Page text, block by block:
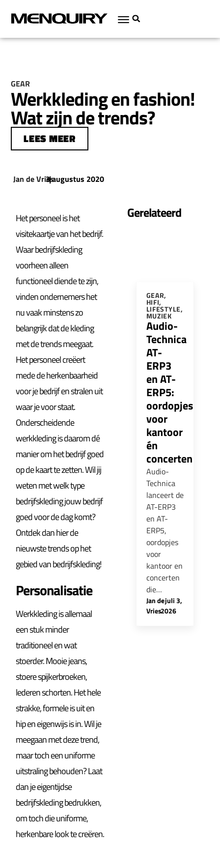
GEAR
Werkkleding en fashion!
Wat zijn de trends?
LEES MEER
Jan de Vries
|
3 augustus 2020
Het personeel is het
visitekaartje van het bedrijf.
Waar bedrijfskleding
voorheen alleen
functioneel diende te zijn,
vinden ondernemers het
nu vaak minstens zo
belangrijk dat de kleding
met de trends meegaat.
Het personeel creëert
mede de herkenbaarheid
voor je bedrijf en stralen uit
waar je voor staat.
Onderscheidende
werkkleding is daarom dé
manier om het bedrijf goed
op de kaart te zetten. Wil jij
weten met welk type
bedrijfskleding jouw bedrijf
goed voor de dag komt?
Ontdek dan hier de
nieuwste trends op het
gebied van bedrijfskleding!
Personalisatie
Werkkleding is allemaal
een stuk minder
traditioneel en wat
stoerder. Mooie jeans,
stoere spijkerbroeken,
lederen schorten. Het hele
strakke, formele is uit en
hip en eigenwijs is in. Wil je
meegaan met deze trend,
maar toch een uniforme
uitstraling behouden? Laat
dan je eigentijdse
bedrijfskleding bedrukken,
om toch die uniforme,
herkenbare look te creëren.
Gerelateerd
GEAR,
HIFI,
LIFESTYLE,
MUZIEK
Audio-
Technica
AT-
ERP3
en AT-
ERP5:
oordopjes
voor
kantoor
én
concerten
Audio-
Technica
lanceert de
AT-ERP3
en AT-
ERP5,
oordopjes
voor
kantoor en
concerten
die…
Jan de
Vries
-juli 3,
2026